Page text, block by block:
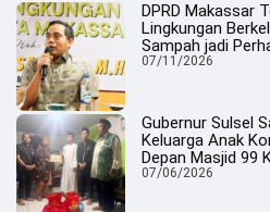
DPRD Makassar
Lingkungan
Sampah jadi
07/11/2026
Gubernur Sulsel
Keluarga Anak
Depan Masjid 99
07/06/2026